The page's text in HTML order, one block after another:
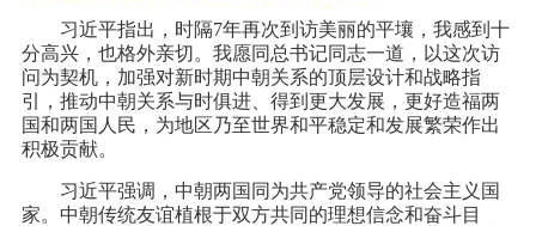
习近平指出，时隔7年再次到访美丽的平壤，我感到十
分高兴，也格外亲切。我愿同总书记同志一道，以这次访
问为契机，加强对新时期中朝关系的顶层设计和战略指
引，推动中朝关系与时俱进、得到更大发展，更好造福两
国和两国人民，为地区乃至世界和平稳定和发展繁荣作出
积极贡献。
习近平强调，中朝两国同为共产党领导的社会主义国
家。中朝传统友谊植根于双方共同的理想信念和奋斗目